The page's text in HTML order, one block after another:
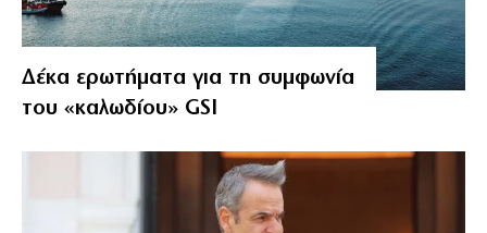
Δέκα ερωτήματα για τη συμφωνία
του «καλωδίου» GSI